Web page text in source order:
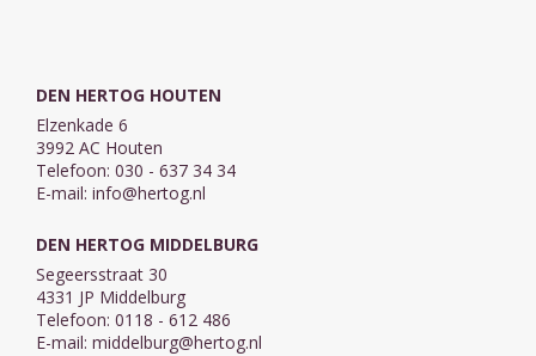
DEN HERTOG HOUTEN
Elzenkade 6
3992 AC Houten
Telefoon: 030 - 637 34 34
E-mail: info@hertog.nl
DEN HERTOG MIDDELBURG
Segeersstraat 30
4331 JP Middelburg
Telefoon: 0118 - 612 486
E-mail: middelburg@hertog.nl